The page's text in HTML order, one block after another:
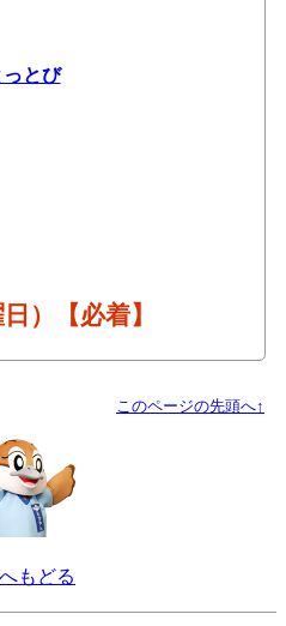
とび
）【必着】
このページの先頭へ↑
もどる